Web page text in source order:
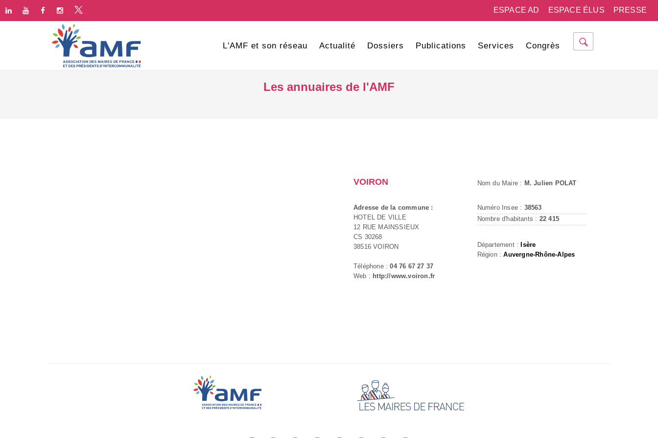
PRESSE
ESPACE ÉLUS
ESPACE AD
L'AMF et son réseau Actualité Dossiers Publications Services Congrès
Les annuaires de l'AMF
VOIRON
Adresse de la commune :
HOTEL DE VILLE
12 RUE MAINSSIEUX
CS 30268
38516 VOIRON
Téléphone :04 76 67 27 37
Web : http://www.voiron.fr
Nom du Maire : M. Julien POLAT
Numéro Insee : 38563
Nombre d'habitants : 22 415
Département :
Isère
Région :Auvergne-Rhône-Alpes